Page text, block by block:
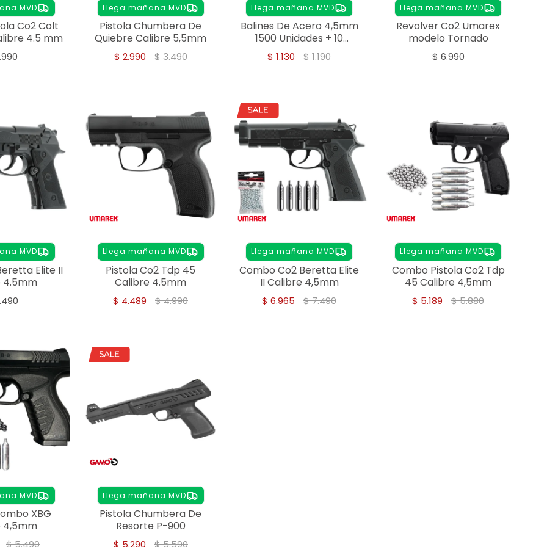
MVD
Co2 Colt
4.5 mm
Llega mañana MVD
Pistola Chumbera De
Quiebre Calibre 5,5mm
$ 2.990 $3.490
Llega mañana MVD
Balines De Acero 4,5mm
1500 Unidades + 10
Garrafa Co2 Umarex
$ 1.130 $1.190
Llega mañana MVD
Revolver Co2 Umarex
modelo Tornado
$ 6.990
MVD
Elite II
4.5mm
Llega mañana MVD
Pistola Co2 Tdp 45
Calibre 4.5mm
$ 4.489 $4.990
Llega mañana MVD
Combo Co2 Beretta Elite
II Calibre 4,5mm
$ 6.965 $7.490
Llega mañana MVD
Combo Pistola Co2 Tdp
45 Calibre 4,5mm
$ 5.189 $5.880
MVD
XBG
4,5mm
$5.490
Llega mañana MVD
Pistola Chumbera De
Resorte P-900
$ 5.290 $5.590